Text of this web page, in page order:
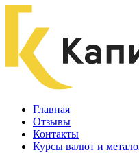
Главная
Отзывы
Контакты
Курсы валют и